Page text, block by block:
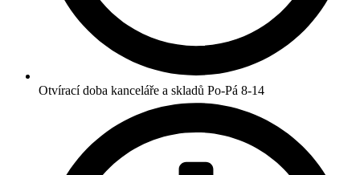
Otvírací doba kanceláře a skladů Po-Pá 8-14